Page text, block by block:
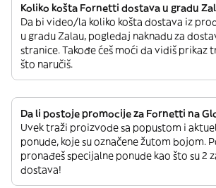
Koliko košta Fornetti dostava u gradu
Da bi video/la koliko košta dostava iz
u gradu Zalau, pogledaj naknadu za
stranice. Takođe ćeš moći da vidiš prikaz
što naručiš.
Da li postoje promocije za Fornetti na
Uvek traži proizvode sa popustom i
ponude, koje su označene žutom bojom.
pronađeš specijalne ponude kao što su 2
dostava!